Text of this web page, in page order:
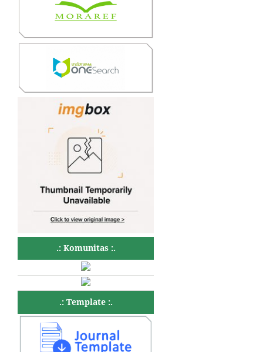
.: Komunitas :.
.: Template :.